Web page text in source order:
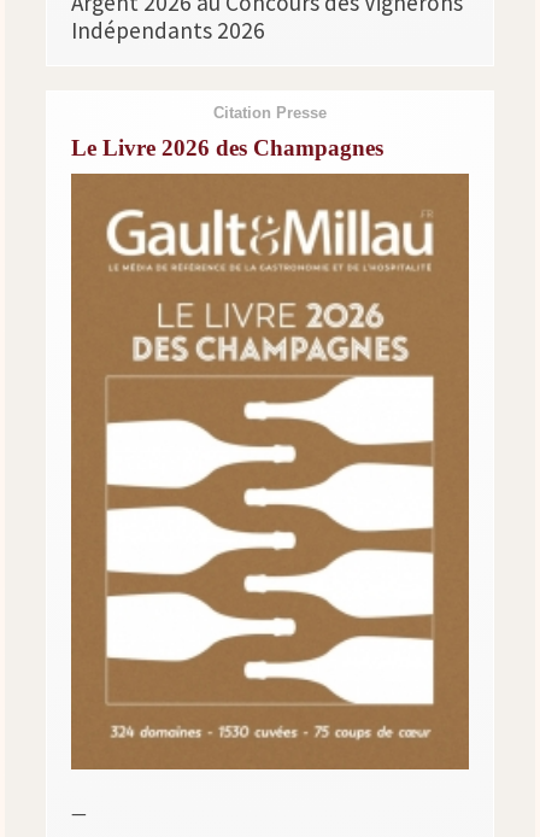
Indépendants 2026
Citation Presse
Le Livre 2026 des Champagnes
—